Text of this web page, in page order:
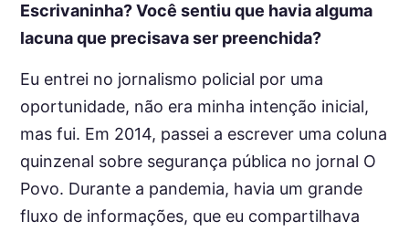
Escrivaninha? Você sentiu que havia alguma
lacuna que precisava ser preenchida?
Eu entrei no jornalismo policial por uma
oportunidade, não era minha intenção inicial,
mas fui. Em 2014, passei a escrever uma coluna
quinzenal sobre segurança pública no jornal O
Povo. Durante a pandemia, havia um grande
fluxo de informações, que eu compartilhava